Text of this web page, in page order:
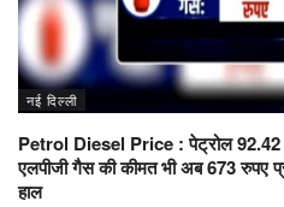
नई दिल्ली
Petrol Diesel Price : पेट्रोल 92.42
एलपीजी गैस की कीमत भी अब 673 रुपए
हाल